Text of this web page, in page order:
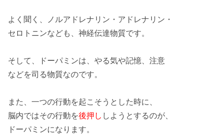
よく聞く、ノルアドレナリン・ アドレナリン ・
セロトニンなども、神経伝達物質です。
そして、ドーパミンは、 やる気や記憶、注意
などを司る物質なのです。
また、一つの行動を起こそうとした時に、
脳内ではその行動を後押し しようとするのが、
ドーパミンになります。